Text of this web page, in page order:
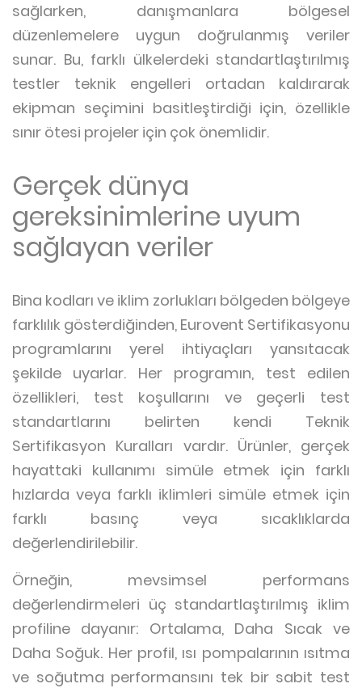
sağlarken, danışmanlara bölgesel
düzenlemelere uygun doğrulanmış veriler
sunar. Bu, farklı ülkelerdeki standartlaştırılmış
testler teknik engelleri ortadan kaldırarak
ekipman seçimini basitleştirdiği için, özellikle
sınır ötesi projeler için çok önemlidir.
Gerçek dünya
gereksinimlerine uyum
sağlayan veriler
Bina kodları ve iklim zorlukları bölgeden bölgeye
farklılık gösterdiğinden, Eurovent Sertifikasyonu
programlarını yerel ihtiyaçları yansıtacak
şekilde uyarlar. Her programın, test edilen
özellikleri, test koşullarını ve geçerli test
standartlarını belirten kendi Teknik
Sertifikasyon Kuralları vardır. Ürünler, gerçek
hayattaki kullanımı simüle etmek için farklı
hızlarda veya farklı iklimleri simüle etmek için
farklı basınç veya sıcaklıklarda
değerlendirilebilir.
Örneğin, mevsimsel performans
değerlendirmeleri üç standartlaştırılmış iklim
profiline dayanır: Ortalama, Daha Sıcak ve
Daha Soğuk. Her profil, ısı pompalarının ısıtma
ve soğutma performansını tek bir sabit test